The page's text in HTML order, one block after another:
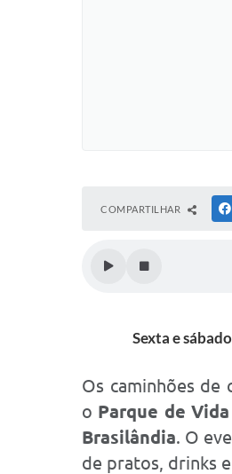
COMPARTILHAR
Sexta e
Os caminhões de
o Parque de
Brasilândia. O
de pratos, drinks